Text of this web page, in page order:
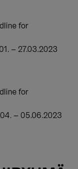
for
– 27.03.2023
for
– 05.06.2023